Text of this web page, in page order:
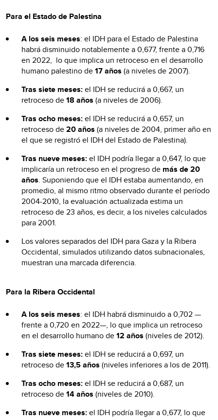
Para el Estado de Palestina
A los seis meses: el IDH para el Estado de Palestina
habrá disminuido notablemente a 0,677, frente a 0,716
en 2022, lo que implica un retroceso en el desarrollo
humano palestino de17 años (a niveles de 2007).
Tras siete meses:el IDH se reducirá a 0,667, un
retroceso de18 años (a niveles de 2006).
Tras ocho meses:el IDH se reducirá a 0,657, un
retroceso de20 años (a niveles de 2004, primer año en
el que se registró el IDH del Estado de Palestina).
Tras nueve meses:el IDH podría llegar a 0,647, lo que
implicaría un retroceso en el progreso de más de 20
años. Suponiendo que el IDH estaba aumentando, en
promedio, al mismo ritmo observado durante el período
2004-2010, la evaluación actualizada estima un
retroceso de 23 años, es decir, a los niveles calculados
para 2001.
Los valores separados del IDH para Gaza y la Ribera
Occidental, simulados utilizando datos subnacionales,
muestran una marcada diferencia.
Para la Ribera Occidental
A los seis meses: el IDH habrá disminuido a 0,702 —
frente a 0,720 en 2022—, lo que implica un retroceso
en el desarrollo humano de12 años (niveles de 2012).
Tras siete meses:el IDH se reducirá a 0,697, un
retroceso de13,5 años (niveles inferiores a los de 2011).
Tras ocho meses:el IDH se reducirá a 0,687, un
retroceso de14 años (niveles de 2010).
Tras nueve meses:el IDH podría llegar a 0,677, lo que